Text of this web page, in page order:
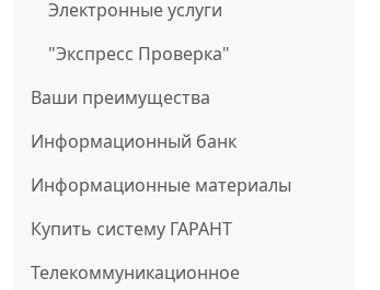
Электронные услуги
"Экспресс Проверка"
Ваши преимущества
Информационный банк
Информационные материалы
Купить систему ГАРАНТ
Телекоммуникационное